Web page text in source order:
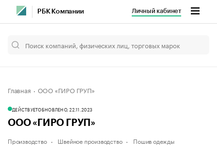
РБК Компании Личный кабинет
Главная ООО «ГИРО ГРУП»
ДЕЙСТВУЕТОБНОВЛЕНО, 22.11.2023
ООО «ГИРО ГРУП»
Производство Швейное производство Пошив одежды